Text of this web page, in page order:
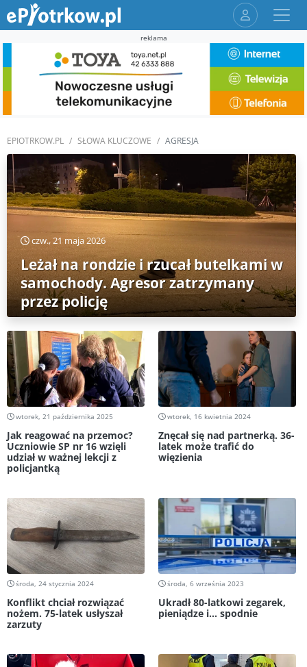
reklama
EPIOTRKOW.PL SŁOWA KLUCZOWE AGRESJA
czw., 21 maja 2026
Leżał na rondzie i rzucał butelkami w
samochody. Agresor zatrzymany
przez policję
wtorek, 21 października 2025
Jak reagować na przemoc?
Uczniowie SP nr 16 wzięli
udział w ważnej lekcji z
policjantką
wtorek, 16 kwietnia 2024
Znęcał się nad partnerką. 36-
latek może trafić do
więzienia
środa, 24 stycznia 2024
Konflikt chciał rozwiązać
nożem. 75-latek usłyszał
zarzuty
środa, 6 września 2023
Ukradł 80-latkowi zegarek,
pieniądze i... spodnie